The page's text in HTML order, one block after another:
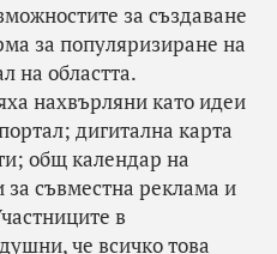
за създаване
за популяризиране на
на областта.
нахвърляни като идеи
дигитална карта
общ календар на
съвместна реклама и
в
че всичко това